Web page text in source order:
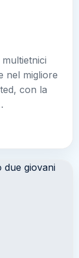
nel migliore
con la